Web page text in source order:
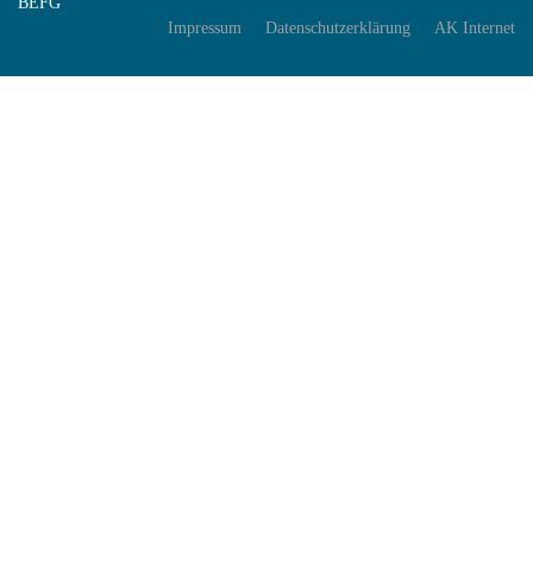
Impressum
Datenschutzerklärung AK Internet